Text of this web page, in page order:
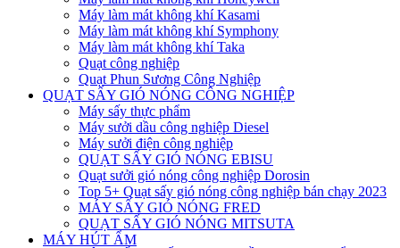
Máy làm mát không khí Kasami
Máy làm mát không khí Symphony
Máy làm mát không khí Taka
Quạt công nghiệp
Quạt Phun Sương Công Nghiệp
QUẠT SẤY GIÓ NÓNG CÔNG NGHIỆP
Máy sấy thực phẩm
Máy sưởi dầu công nghiệp Diesel
Máy sưởi điện công nghiệp
QUẠT SẤY GIÓ NÓNG EBISU
Quạt sưởi gió nóng công nghiệp Dorosin
Top 5+ Quạt sấy gió nóng công nghiệp bán chạy 2023
MÁY SẤY GIÓ NÓNG FRED
QUẠT SẤY GIÓ NÓNG MITSUTA
MÁY HÚT ẨM